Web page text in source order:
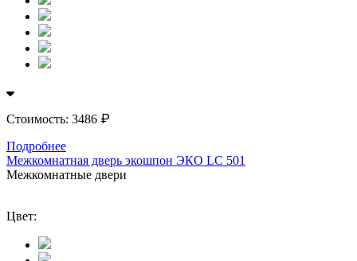
Стоимость: 3486 ₽
Подробнее
Межкомнатная дверь экошпон ЭКО LС 501
Межкомнатные двери
Цвет: